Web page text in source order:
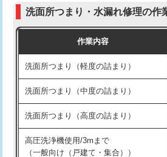
モルタル補修（厚さ10㎝まで）
モルタル補修（厚さ10㎝超え）
洗面台設置
バスタブ設置
追加人工
（P/S/ポップアップ））
交換・取付（その他部品）
持込商品取付（単水栓）
持込商品取付（混合水栓）
持込商品取付（浄水器・分岐水栓）
給水管工事※（ホール加工)
給水管工事※（バンド止め)
洗面所つまり・水漏れ修理の作
作業内容
洗面所つまり（軽度の詰まり）
洗面所つまり（中度の詰まり）
洗面所つまり（高度の詰まり）
高圧洗浄機使用/3mまで
（一般向け（戸建て・集合））